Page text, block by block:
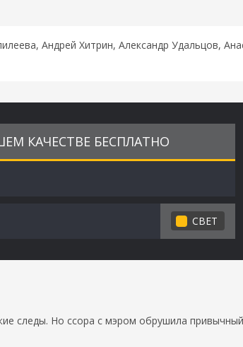
Андрей Хитрин, Александр Удальцов,
КАЧЕСТВЕ БЕСПЛАТНО
СВЕТ
следы. Но ссора с мэром обрушила